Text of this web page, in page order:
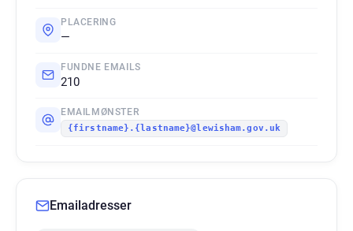
PLACERING
—
FUNDNE EMAILS
210
EMAILMØNSTER
{firstname}.{lastname}@lewisham.gov.uk
Emailadresser